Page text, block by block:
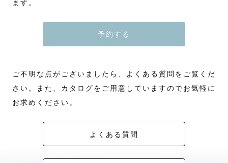
ます。
予約する
ご不明な点がございましたら、よくある質問をご覧くだ
さい。また、カタログをご用意していますのでお気軽に
お求めください。
よくある質問